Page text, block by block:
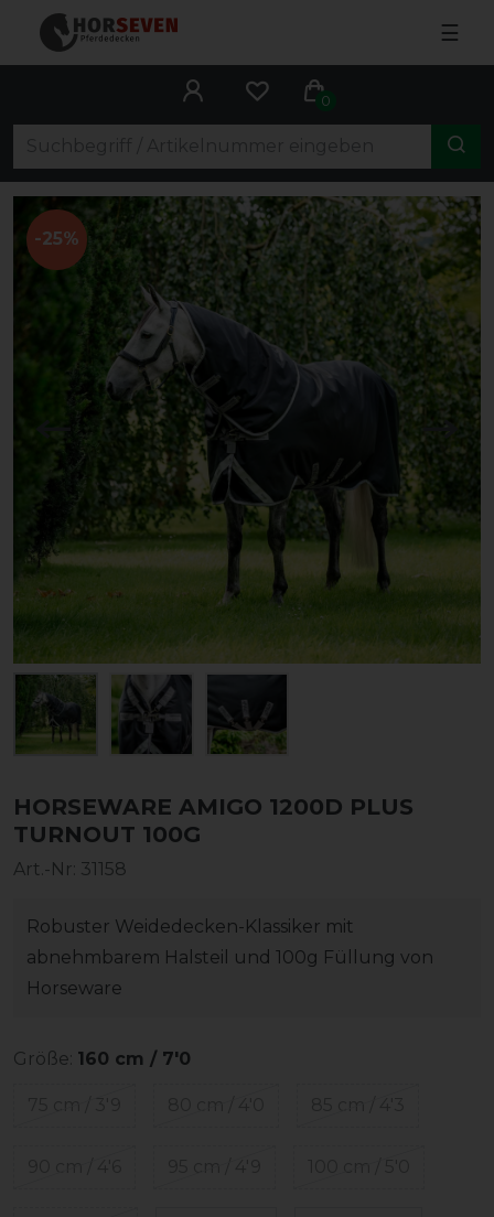
☰
0
-25%
HORSEWARE AMIGO 1200D PLUS
TURNOUT 100G
Art.-Nr: 31158
Robuster Weidedecken-Klassiker mit
abnehmbarem Halsteil und 100g Füllung von
Horseware
Größe: 160 cm / 7'0